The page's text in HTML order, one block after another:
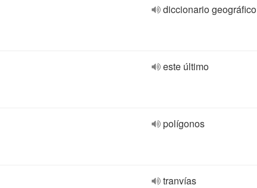
diccionario geográfico
este último
polígonos
tranvías